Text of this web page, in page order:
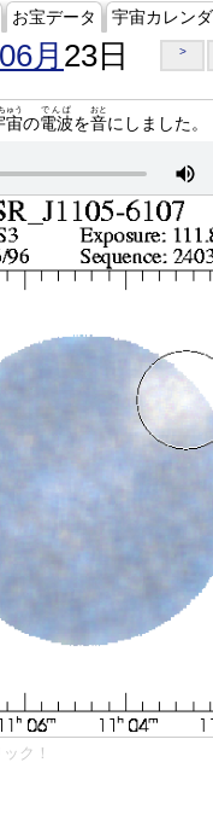
お宝データ 宇宙カレン
月 23日 >
宙
ゅう
の電波
でんぱ
を音
おと
にしました。
ク！